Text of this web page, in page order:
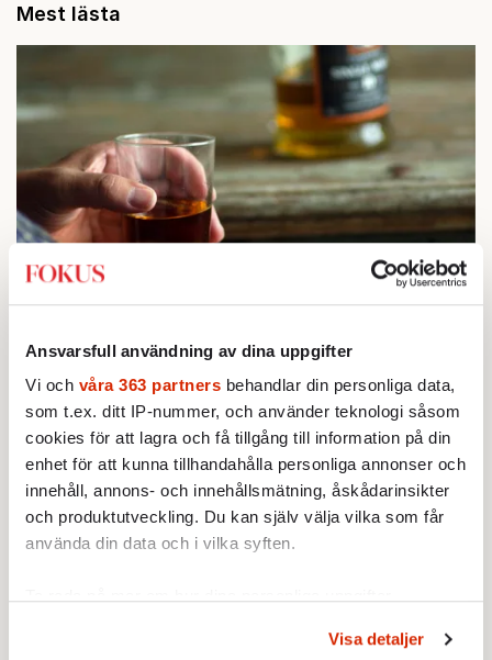
Ansvarsfull användning av dina uppgifter
Vi och våra 363 partners behandlar din personliga data,
som t.ex. ditt IP-nummer, och använder teknologi såsom
cookies för att lagra och få tillgång till information på din
enhet för att kunna tillhandahålla personliga annonser och
innehåll, annons- och innehållsmätning, åskådarinsikter
och produktutveckling. Du kan själv välja vilka som får
använda din data och i vilka syften.
Du kan ändra eller dra tillbaka ditt samtycke när som
Visa detaljer
Mest lästa
STICKET
ursprungsbefolkningen i Filipstad
2.Sakine Madon: Efter islamistdådet oroar sig
vänstern för Agnes Wold
STICKET
3.Dan Korn: Quisling, quislingar och sten i glashus
UTRIKES
4.Därför liknar Putin både tsaren och Stalin
Av: Bengt Jangfeldt
STICKET
5.Johan Romin:Varför ställs aldrig dessa frågor?
mellan raderna